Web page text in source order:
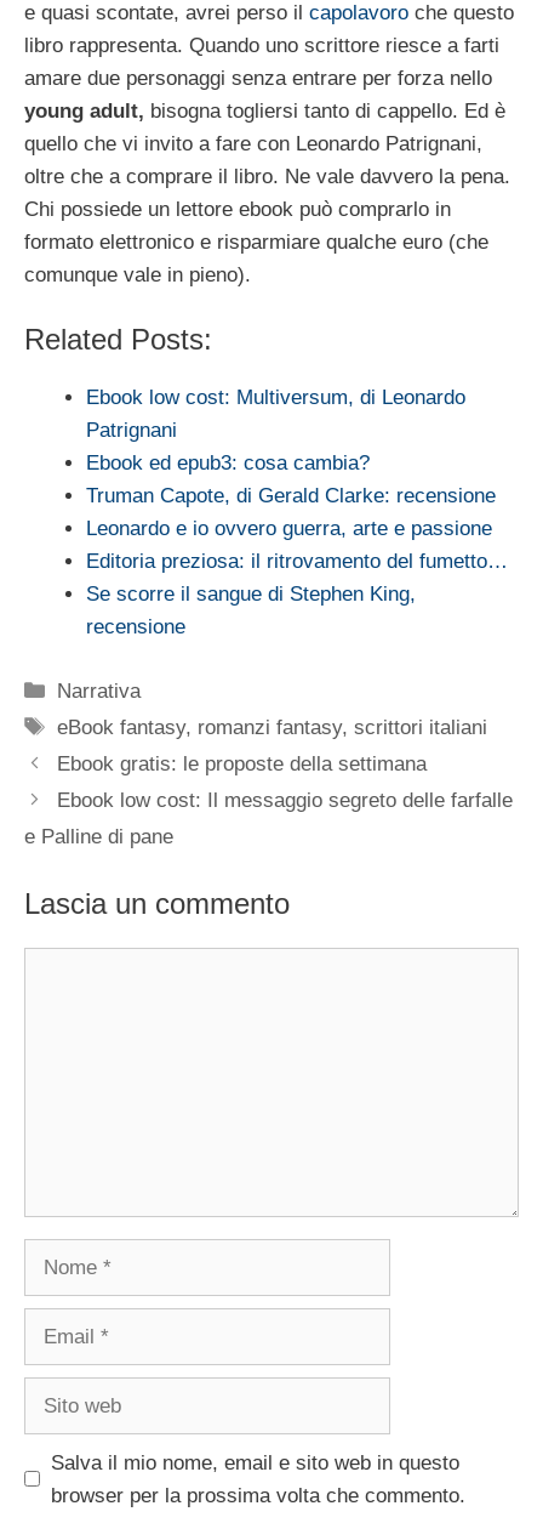
e quasi scontate, avrei perso il capolavoro che questo
libro rappresenta. Quando uno scrittore riesce a farti
amare due personaggi senza entrare per forza nello
young adult, bisogna togliersi tanto di cappello. Ed è
quello che vi invito a fare con Leonardo Patrignani,
oltre che a comprare il libro. Ne vale davvero la pena.
Chi possiede un lettore ebook può comprarlo in
formato elettronico e risparmiare qualche euro (che
comunque vale in pieno).
Related Posts:
Ebook low cost: Multiversum, di Leonardo
Patrignani
Ebook ed epub3: cosa cambia?
Truman Capote, di Gerald Clarke: recensione
Leonardo e io ovvero guerra, arte e passione
Editoria preziosa: il ritrovamento del fumetto…
Se scorre il sangue di Stephen King,
recensione
Categorie
Narrativa
Tag
eBook fantasy, romanzi fantasy,scrittori italiani
Ebook gratis: le proposte della settimana
Ebook low cost: Il messaggio segreto delle farfalle
e Palline di pane
Lascia un commento
Salva il mio nome, email e sito web in questo
browser per la prossima volta che commento.